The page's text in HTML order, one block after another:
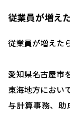
従業員が増え
従業員が増えた
愛知県名古屋市
東海地方におい
与計算事務、助